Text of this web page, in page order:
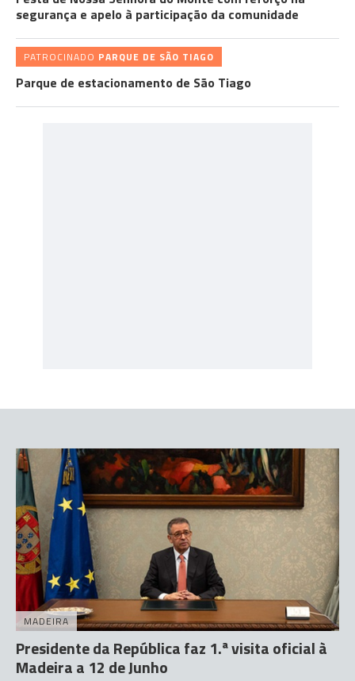
segurança e apelo à participação da comunidade
PATROCINADO PARQUE DE SÃO TIAGO
Parque de estacionamento de São Tiago
MADEIRA
Presidente da República faz 1.ª visita oficial à
Madeira a 12 de Junho